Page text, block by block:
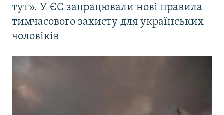
тут». У ЄС запрацювали нові правила
тимчасового захисту для українських
чоловіків